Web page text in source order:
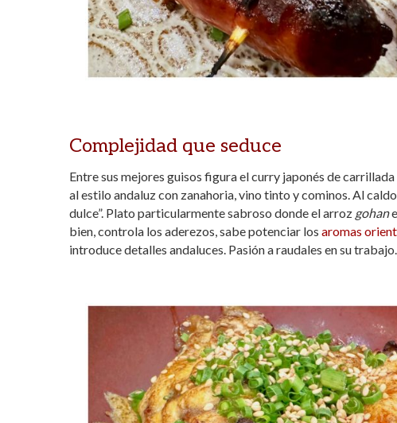
Complejidad que seduce
Entre sus mejores guisos figura el curry japonés de
al estilo andaluz con zanahoria, vino tinto y cominos. Al
dulce”. Plato particularmente sabroso donde el arroz gohan
bien, controla los aderezos, sabe potenciar los aromas
introduce detalles andaluces. Pasión a raudales en su trabajo.